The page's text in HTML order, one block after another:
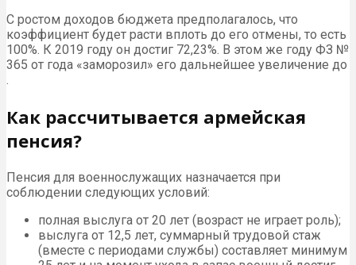
С ростом доходов бюджета предполагалось, что
коэффициент будет расти вплоть до его отмены, то есть
100%. К 2019 году он достиг 72,23%. В этом же году ФЗ №
365 от года «заморозил» его дальнейшее увеличение до
.
Как рассчитывается армейская
пенсия?
Пенсия для военнослужащих назначается при
соблюдении следующих условий:
полная выслуга от 20 лет (возраст не играет роль);
выслуга от 12,5 лет, суммарный трудовой стаж
(вместе с периодами службы) составляет минимум